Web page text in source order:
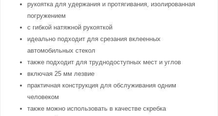
рукоятка для удержания и протягивания, изолированная
погружением
с гибкой натяжной рукояткой
идеально подходит для срезания вклеенных
автомобильных стекол
также подходит для труднодоступных мест и углов
включая 25 мм лезвие
практичная конструкция для обслуживания одним
человеком
также можно использовать в качестве скребка